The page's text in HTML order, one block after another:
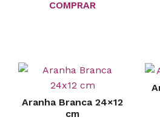
COMPRAR
Aranha Branca 24×12
cm